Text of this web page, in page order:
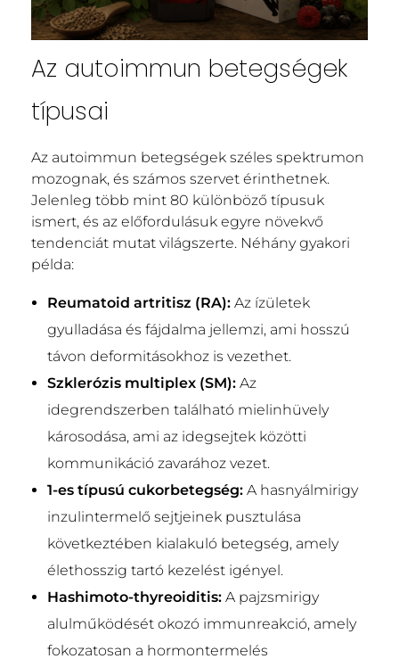
Az autoimmun betegségek
típusai
Az autoimmun betegségek széles spektrumon
mozognak, és számos szervet érinthetnek.
Jelenleg több mint 80 különböző típusuk
ismert, és az előfordulásuk egyre növekvő
tendenciát mutat világszerte. Néhány gyakori
példa:
Reumatoid artritisz (RA):Az ízületek
gyulladása és fájdalma jellemzi, ami hosszú
távon deformitásokhoz is vezethet.
Szklerózis multiplex (SM):Az
idegrendszerben található mielinhüvely
károsodása, ami az idegsejtek közötti
kommunikáció zavarához vezet.
1-es típusú cukorbetegség:A hasnyálmirigy
inzulintermelő sejtjeinek pusztulása
következtében kialakuló betegség, amely
élethosszig tartó kezelést igényel.
Hashimoto-thyreoiditis:A pajzsmirigy
alulműködését okozó immunreakció, amely
fokozatosan a hormontermelés